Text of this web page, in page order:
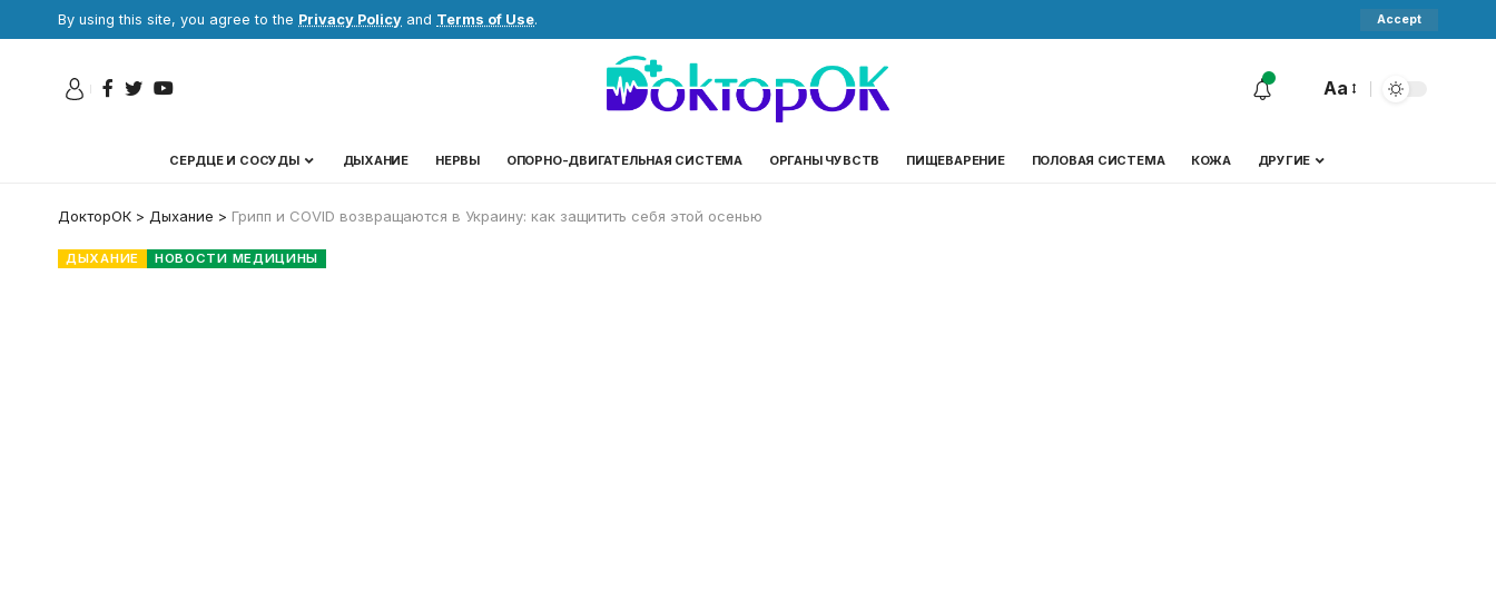
By using this site, you agree to the Privacy Policy and Terms of Use. Accept
Aa
СЕРДЦЕ И СОСУДЫ ДЫХАНИЕ НЕРВЫ ОПОРНО-ДВИГАТЕЛЬНАЯ СИСТЕМА ОРГАНЫ ЧУВСТВ ПИЩЕВАРЕНИЕ ПОЛОВАЯ СИСТЕМА КОЖА ДРУГИЕ
ДокторОК > Дыхание > Грипп и COVID возвращаются в Украину: как защитить себя этой осенью
ДЫХАНИЕ НОВОСТИ МЕДИЦИНЫ